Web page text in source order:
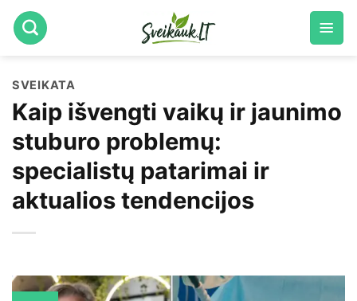
Skip
to
SVEIKATA
Kaip išvengti vaikų ir jaunimo
stuburo problemų:
specialistų patarimai ir
aktualios tendencijos